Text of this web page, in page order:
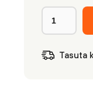
Tasuta